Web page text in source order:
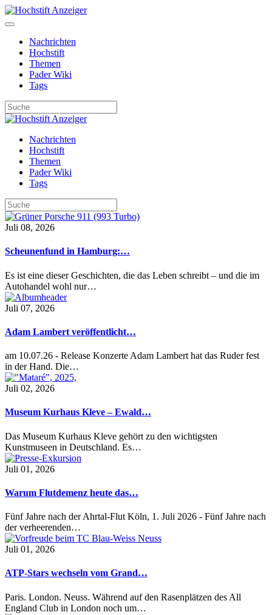
Nachrichten
Hochstift
Themen
Pader Wiki
Tags
Nachrichten
Hochstift
Themen
Pader Wiki
Tags
Juli 08, 2026
Scheunenfund in Hamburg:…
Es ist eine dieser Geschichten, die das Leben schreibt – und die im
Autohandel wohl nur…
Juli 07, 2026
Adam Lambert veröffentlicht…
am 10.07.26 - Release Konzerte Adam Lambert hat das Ruder fest
in der Hand. Die…
Juli 02, 2026
Museum Kurhaus Kleve – Ewald…
Das Museum Kurhaus Kleve gehört zu den wichtigsten
Kunstmuseen in Deutschland. Es…
Juli 01, 2026
Warum Flutdemenz heute das…
Fünf Jahre nach der Ahrtal-Flut Köln, 1. Juli 2026 - Fünf Jahre nach
der verheerenden…
Juli 01, 2026
ATP-Stars wechseln vom Grand…
Paris. London. Neuss. Während auf den Rasenplätzen des All
England Club in London noch um…